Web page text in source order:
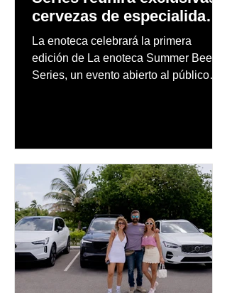
cervezas de especialidad
en un evento abierto al
público
La enoteca celebrará la primera
edición de La enoteca Summer Beer
Series, un evento abierto al público